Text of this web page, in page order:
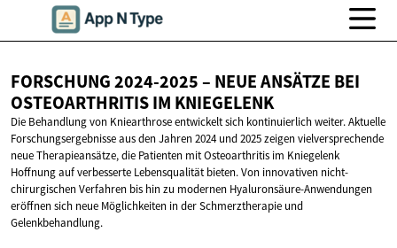
FORSCHUNG 2024-2025 – NEUE ANSÄTZE BEI
OSTEOARTHRITISIM KNIEGELENK
Die Behandlung von Kniearthrose entwickelt sich kontinuierlich weiter. Aktuelle
Forschungsergebnisse aus den Jahren 2024 und 2025 zeigen vielversprechende
neue Therapieansätze, die Patienten mit Osteoarthritis im Kniegelenk
Hoffnung auf verbesserte Lebensqualität bieten. Von innovativen nicht-
chirurgischen Verfahren bis hin zu modernen Hyaluronsäure-Anwendungen
eröffnen sich neue Möglichkeiten in der Schmerztherapie und
Gelenkbehandlung.